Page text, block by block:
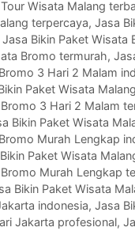
Wisata Malang
terpercaya, Jasa
Jasa Bikin Paket Wisata
Bromo termurah,
3 Hari 2 Malam
Paket Wisata
3 Hari 2 Malam
Bikin Paket Wisata
Murah Lengkap
Paket Wisata
Murah Lengkap
Bikin Paket Wisata
indonesia, Jasa
Jakarta profesional,